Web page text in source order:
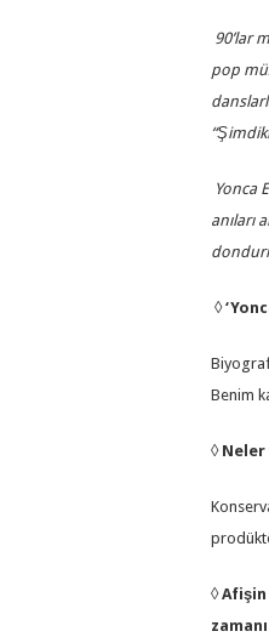
90’lar
pop
Yonca
anıları
◊
Benim
◊Neler
◊Afişin